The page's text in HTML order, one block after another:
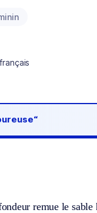
remue le